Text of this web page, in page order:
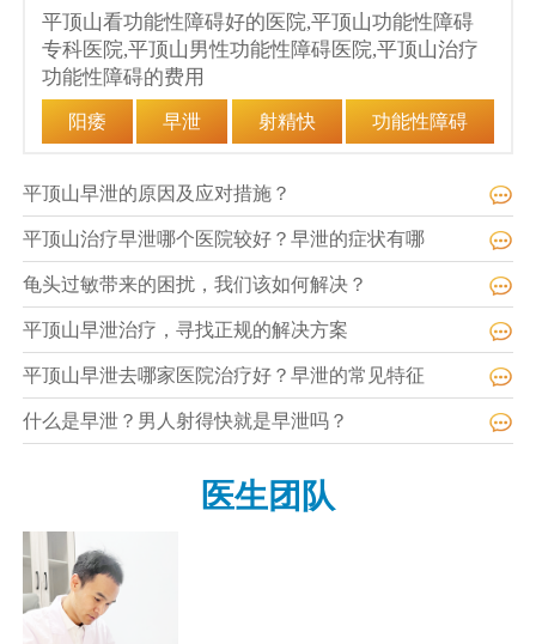
平顶山看功能性障碍好的医院,平顶山功能性障碍
专科医院,平顶山男性功能性障碍医院,平顶山治疗
功能性障碍的费用
阳痿 早泄 射精快 功能性障碍
平顶山早泄的原因及应对措施？
平顶山治疗早泄哪个医院较好？早泄的症状有哪
龟头过敏带来的困扰，我们该如何解决？
平顶山早泄治疗，寻找正规的解决方案
平顶山早泄去哪家医院治疗好？早泄的常见特征
什么是早泄？男人射得快就是早泄吗？
医生团队